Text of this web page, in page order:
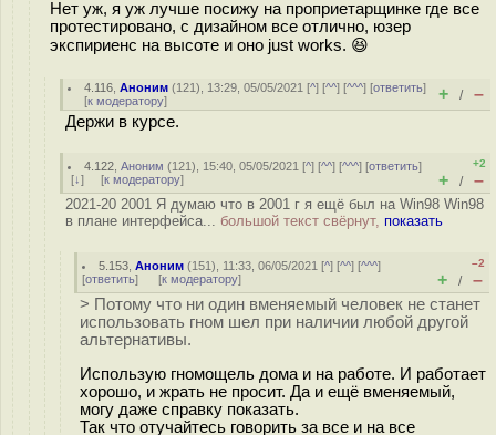
Нет уж, я уж лучше посижу на проприетарщинке где все
протестировано, с дизайном все отлично, юзер
экспириенс на высоте и оно just works. 😆
4.116 ,Аноним (121), 13:29, 05/05/2021 [^] [^^] [^^^] [ответить]
[к модератору] + / –
Держи в курсе.
4.122 ,Аноним (121), 15:40, 05/05/2021 [^] [^^] [^^^] [ответить]
[↓] [к модератору]
+2
+ / –
2021-20 2001 Я думаю что в 2001 г я ещё был на Win98 Win98
в плане интерфейса... большой текст свёрнут, показать
5.153 ,Аноним (151), 11:33, 06/05/2021 [^] [^^] [^^^]
[ответить] [к модератору]
–2
+ / –
> Потому что ни один вменяемый человек не станет
использовать гном шел при наличии любой другой
альтернативы.
Использую гномощель дома и на работе. И работает
хорошо, и жрать не просит. Да и ещё вменяемый,
могу даже справку показать.
Так что отучайтесь говорить за все и на все